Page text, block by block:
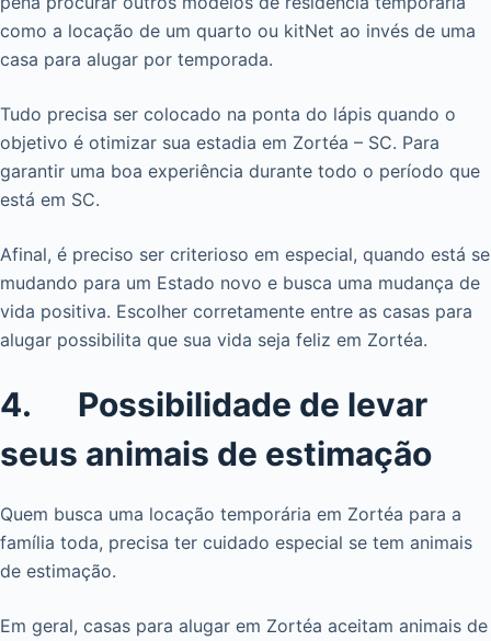
como a locação de um quarto ou kitNet ao invés de uma
casa para alugar por temporada.
Tudo precisa ser colocado na ponta do lápis quando o
objetivo é otimizar sua estadia em Zortéa – SC. Para
garantir uma boa experiência durante todo o período que
está em SC.
Afinal, é preciso ser criterioso em especial, quando está se
mudando para um Estado novo e busca uma mudança de
vida positiva. Escolher corretamente entre as casas para
alugar possibilita que sua vida seja feliz em Zortéa.
4. Possibilidade de levar
seus animais de estimação
Quem busca uma locação temporária em Zortéa para a
família toda, precisa ter cuidado especial se tem animais
de estimação.
Em geral, casas para alugar em Zortéa aceitam animais de